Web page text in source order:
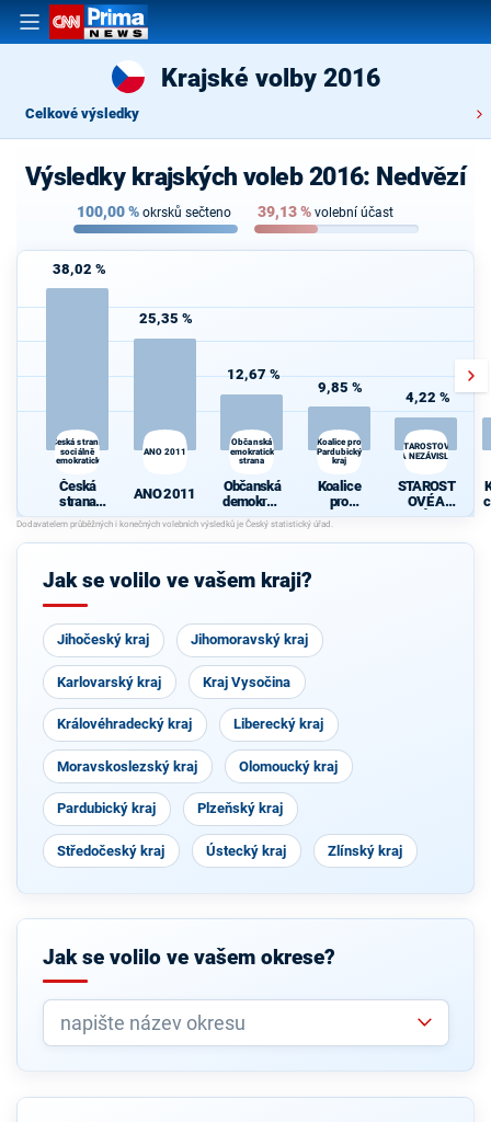
Krajské volby 2016
Celkové výsledky
Výsledky krajských voleb 2016: Nedvězí
100,00% okrsků sečteno 39,13% volební účast
38,02 %
Česká strana
sociálně
demokratická
Česká
strana
sociálně
demokrati
cká
25,35 %
ANO 2011
ANO 2011
12,67 %
Občanská
demokratická
strana
Občanská
demokrati
cká strana
9,85 %
Koalice pro
Pardubický
kraj
Koalice
pro
Pardubick
ý kraj
4,22 %
STAROSTOVÉ
A NEZÁVISLÍ
STAROST
OVÉ A
NEZÁVISL
Jak se volilo ve vašem kraji?
Jihočeský kraj Jihomoravský kraj
Karlovarský kraj Kraj Vysočina
Královéhradecký kraj Liberecký kraj
Moravskoslezský kraj Olomoucký kraj
Pardubický kraj Plzeňský kraj
Středočeský kraj Ústecký kraj Zlínský kraj
Jak se volilo ve vašem okrese?